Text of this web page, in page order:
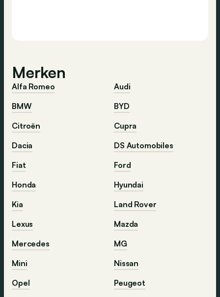
Merken
Alfa Romeo
Audi
BMW
BYD
Citroën
Cupra
Dacia
DS Automobiles
Fiat
Ford
Honda
Hyundai
Kia
Land Rover
Lexus
Mazda
Mercedes
MG
Mini
Nissan
Opel
Peugeot